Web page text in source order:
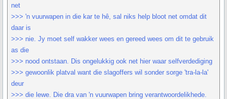
net
>>> 'n vuurwapen in die kar te hê, sal niks help bloot net omdat dit
daar is
>>> nie. Jy moet self wakker wees en gereed wees om dit te gebruik
as die
>>> nood ontstaan. Dis ongelukkig ook net hier waar selfverdediging
>>> gewoonlik platval want die slagoffers wil sonder sorge 'tra-la-la'
deur
>>> die lewe. Die dra van 'n vuurwapen bring verantwoordelikhede.